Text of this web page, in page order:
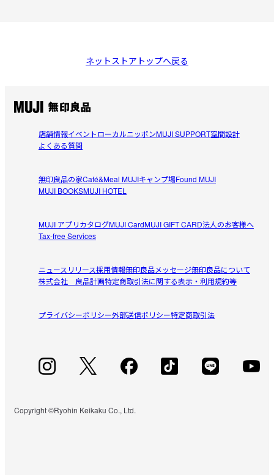
ネットストアトップへ戻る
店舗情報イベントローカルニッポンMUJI SUPPORT空間設計
よくある質問
無印良品の家Café&Meal MUJIキャンプ場Found MUJI
MUJI BOOKSMUJI HOTEL
MUJI アプリカタログMUJI CardMUJI GIFT CARD法人のお客様へ
Tax-free Services
ニュースリリース採用情報無印良品メッセージ無印良品について
株式会社 良品計画特定商取引法に関する表示・利用規約等
プライバシーポリシー外部送信ポリシー特定商取引法
Copyright ©Ryohin Keikaku Co., Ltd.